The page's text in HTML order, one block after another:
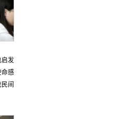
发
命感
间